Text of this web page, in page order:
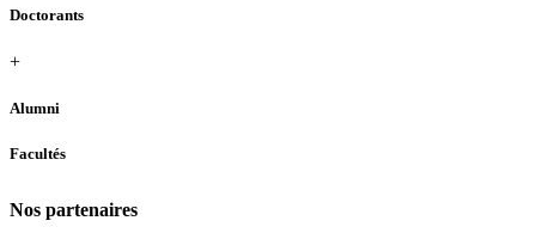
Doctorants
+
Alumni
Facultés
Nos partenaires